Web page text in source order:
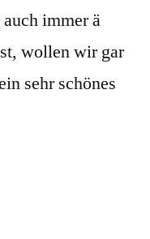
immer ä
wollen wir gar
sehr schönes